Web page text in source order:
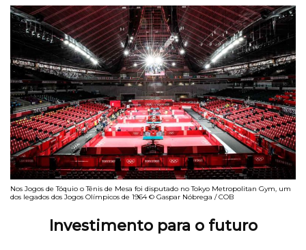
Nos Jogos de Tóquio o Tênis de Mesa foi disputado no Tokyo Metropolitan Gym, um
dos legados dos Jogos Olímpicos de 1964 © Gaspar Nóbrega / COB
Investimento para o futuro